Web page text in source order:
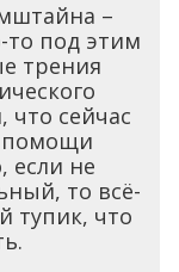
–
то под этим
трения
что сейчас
помощи
если не
то всё-
тупик, что